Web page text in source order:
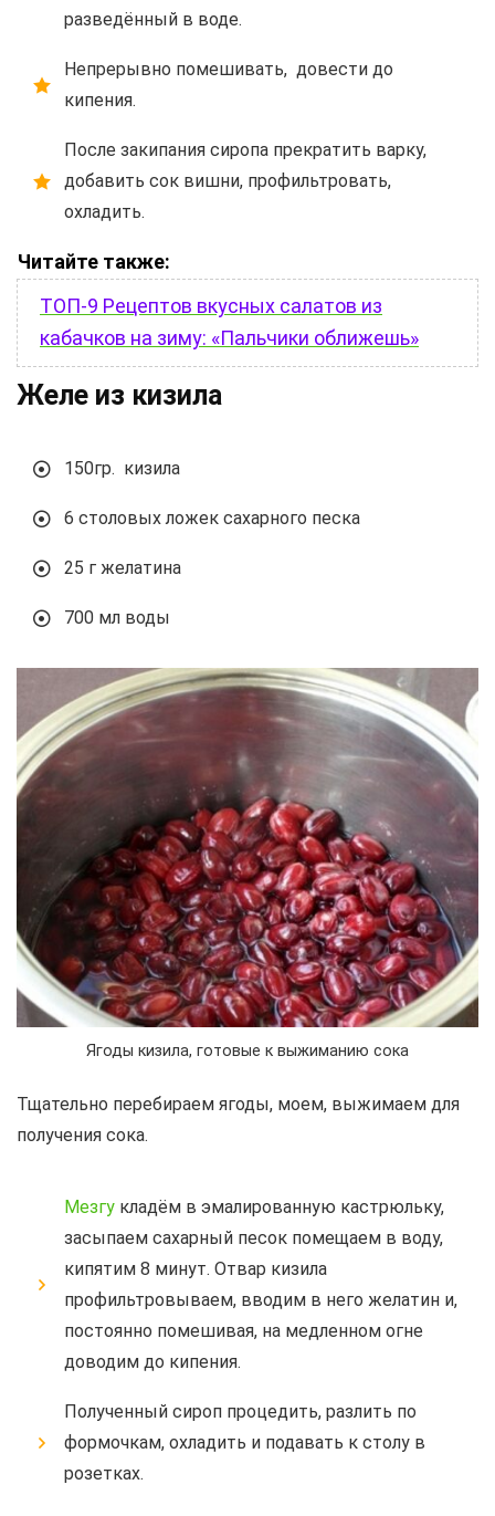
разведённый в воде.
Непрерывно помешивать, довести до
кипения.
После закипания сиропа прекратить варку,
добавить сок вишни, профильтровать,
охладить.
Читайте также:
ТОП-9 Рецептов вкусных салатов из
кабачков на зиму: «Пальчики оближешь»
Желе из кизила
150гр. кизила
6 столовых ложек сахарного песка
25 г желатина
700 мл воды
Ягоды кизила, готовые к выжиманию сока
Тщательно перебираем ягоды, моем, выжимаем для
получения сока.
Мезгу кладём в эмалированную кастрюльку,
засыпаем сахарный песок помещаем в воду,
кипятим 8 минут. Отвар кизила
профильтровываем, вводим в него желатин и,
постоянно помешивая, на медленном огне
доводим до кипения.
Полученный сироп процедить, разлить по
формочкам, охладить и подавать к столу в
розетках.